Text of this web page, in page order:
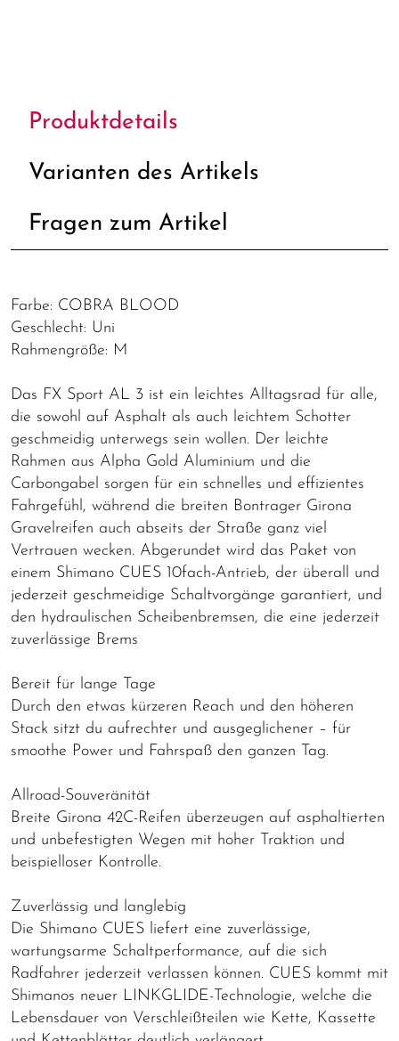
Produktdetails
Varianten des Artikels
Fragen zum Artikel
Farbe: COBRA BLOOD
Geschlecht: Uni
Rahmengröße: M
Das FX Sport AL 3 ist ein leichtes Alltagsrad für alle,
die sowohl auf Asphalt als auch leichtem Schotter
geschmeidig unterwegs sein wollen. Der leichte
Rahmen aus Alpha Gold Aluminium und die
Carbongabel sorgen für ein schnelles und effizientes
Fahrgefühl, während die breiten Bontrager Girona
Gravelreifen auch abseits der Straße ganz viel
Vertrauen wecken. Abgerundet wird das Paket von
einem Shimano CUES 10fach-Antrieb, der überall und
jederzeit geschmeidige Schaltvorgänge garantiert, und
den hydraulischen Scheibenbremsen, die eine jederzeit
zuverlässige Brems
Bereit für lange Tage
Durch den etwas kürzeren Reach und den höheren
Stack sitzt du aufrechter und ausgeglichener – für
smoothe Power und Fahrspaß den ganzen Tag.
Allroad-Souveränität
Breite Girona 42C-Reifen überzeugen auf asphaltierten
und unbefestigten Wegen mit hoher Traktion und
beispielloser Kontrolle.
Zuverlässig und langlebig
Die Shimano CUES liefert eine zuverlässige,
wartungsarme Schaltperformance, auf die sich
Radfahrer jederzeit verlassen können. CUES kommt mit
Shimanos neuer LINKGLIDE-Technologie, welche die
Lebensdauer von Verschleißteilen wie Kette, Kassette